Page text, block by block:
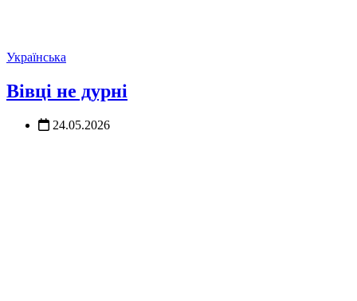
Українська
Вівці не дурні
24.05.2026